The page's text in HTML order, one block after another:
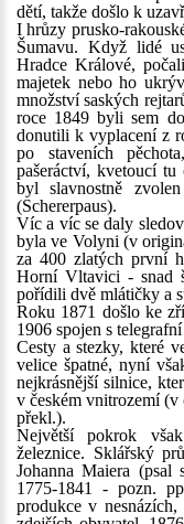
dětí, takže došlo k
I hrůzy prusko-
Šumavu. Když lidé
Hradce Králové,
majetek nebo ho
množství saských
roce 1849 byli sem
donutili k vyplacení z
po staveních
pašeráctví, kvetoucí
byl slavnostně
(Schererpaus).
Víc a víc se daly
byla ve Volyni (v
za 400 zlatých první
Horní Vltavici - snad
pořídili dvě mlátičky a
Roku 1871 došlo ke
1906 spojen s
Cesty a stezky, které
velice špatné, nyní
nejkrásnější silnice,
v českém vnitrozemí
překl.).
Největší pokrok
železnice. Sklářský
Johanna Maiera
1775-1841 - pozn.
produkce v